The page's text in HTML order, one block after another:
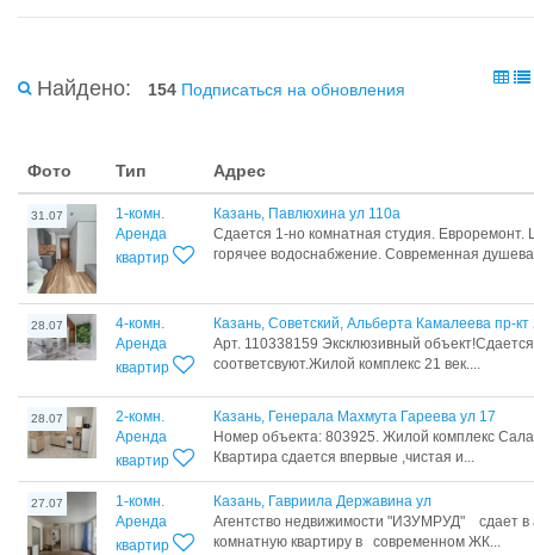
Найдено: 154 Подписаться на обновления
Фото Тип Адрес
31.07
1-комн.
Аренда
квартир
Казань, Павлюхина ул 110а
Сдается 1-но комнатная студия. Евроремонт.
горячее водоснабжение. Современная
28.07
4-комн.
Аренда
квартир
Казань, Советский, Альберта Камалеева пр-кт
Арт. 110338159 Эксклюзивный
соответсвуют.Жилой комплекс 21 век....
28.07
2-комн.
Аренда
квартир
Казань, Генерала Махмута Гареева ул 17
Номер объекта: 803925. Жилой кoмплeкс
Квартира сдается впервые ,чистая и...
27.07
1-комн.
Аренда
квартир
Казань, Гавриила Державина ул
Агентство недвижимости "ИЗУМРУД" сдает в
комнатную квартиру в современном ЖК...